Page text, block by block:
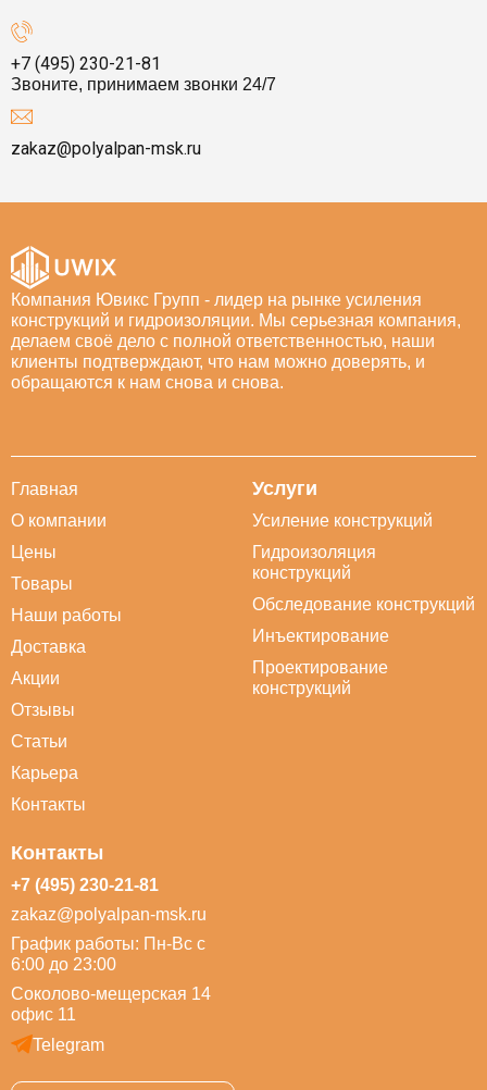
+7 (495) 230-21-81
Звоните, принимаем звонки 24/7
zakaz@polyalpan-msk.ru
Компания Ювикс Групп - лидер на рынке усиления
конструкций и гидроизоляции. Мы серьезная компания,
делаем своё дело с полной ответственностью, наши
клиенты подтверждают, что нам можно доверять, и
обращаются к нам снова и снова.
Главная
О компании
Цены
Товары
Наши работы
Доставка
Акции
Отзывы
Статьи
Карьера
Контакты
Услуги
Усиление конструкций
Гидроизоляция
конструкций
Обследование конструкций
Инъектирование
Проектирование
конструкций
Контакты
+7 (495) 230-21-81
zakaz@polyalpan-msk.ru
График работы: Пн-Вс с
6:00 до 23:00
Соколово-мещерская 14
офис 11
Telegram